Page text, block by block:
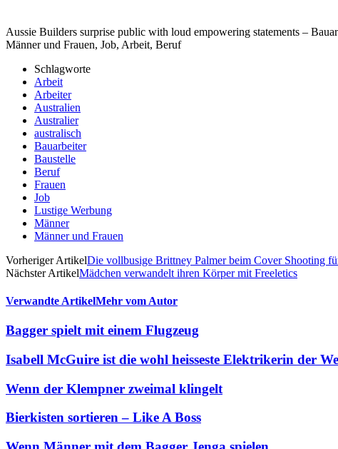
Aussie Builders surprise public with loud empowering statements –
Männer und Frauen, Job, Arbeit, Beruf
Schlagworte
Arbeit
Arbeiter
Australien
Australier
australisch
Bauarbeiter
Baustelle
Beruf
Frauen
Job
Lustige Werbung
Männer
Männer und Frauen
Vorheriger ArtikelDie vollbusige Brittney Palmer beim Cover Shooting
Nächster ArtikelMädchen verwandelt ihren Körper mit Freeletics
Verwandte ArtikelMehr vom Autor
Bagger spielt mit einem Flugzeug
Isabell McGuire ist die wohl heisseste Elektrikerin der
Wenn der Klempner zweimal klingelt
Bierkisten sortieren – Like A Boss